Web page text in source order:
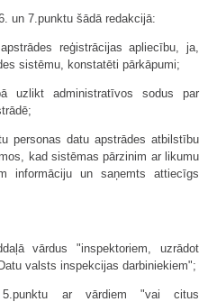
un 7.punktu šādā redakcijā:
reģistrācijas apliecību, ja,
sistēmu, konstatēti pārkāpumi;
uzlikt administratīvos sodus par
personas datu apstrādes atbilstību
kad sistēmas pārzinim ar likumu
informāciju un saņemts attiecīgs
vārdus "inspektoriem, uzrādot
valsts inspekcijas darbiniekiem";
ar vārdiem "vai citus